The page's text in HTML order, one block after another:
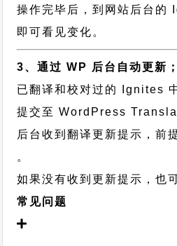
操作完毕后，到网站后台的
即可看见变化。
3、通过 WP 后台自动更新；
已翻译和校对过的 Ignites
提交至 WordPress
后台收到翻译更新提示，前
。
如果没有收到更新提示，也
常见问题